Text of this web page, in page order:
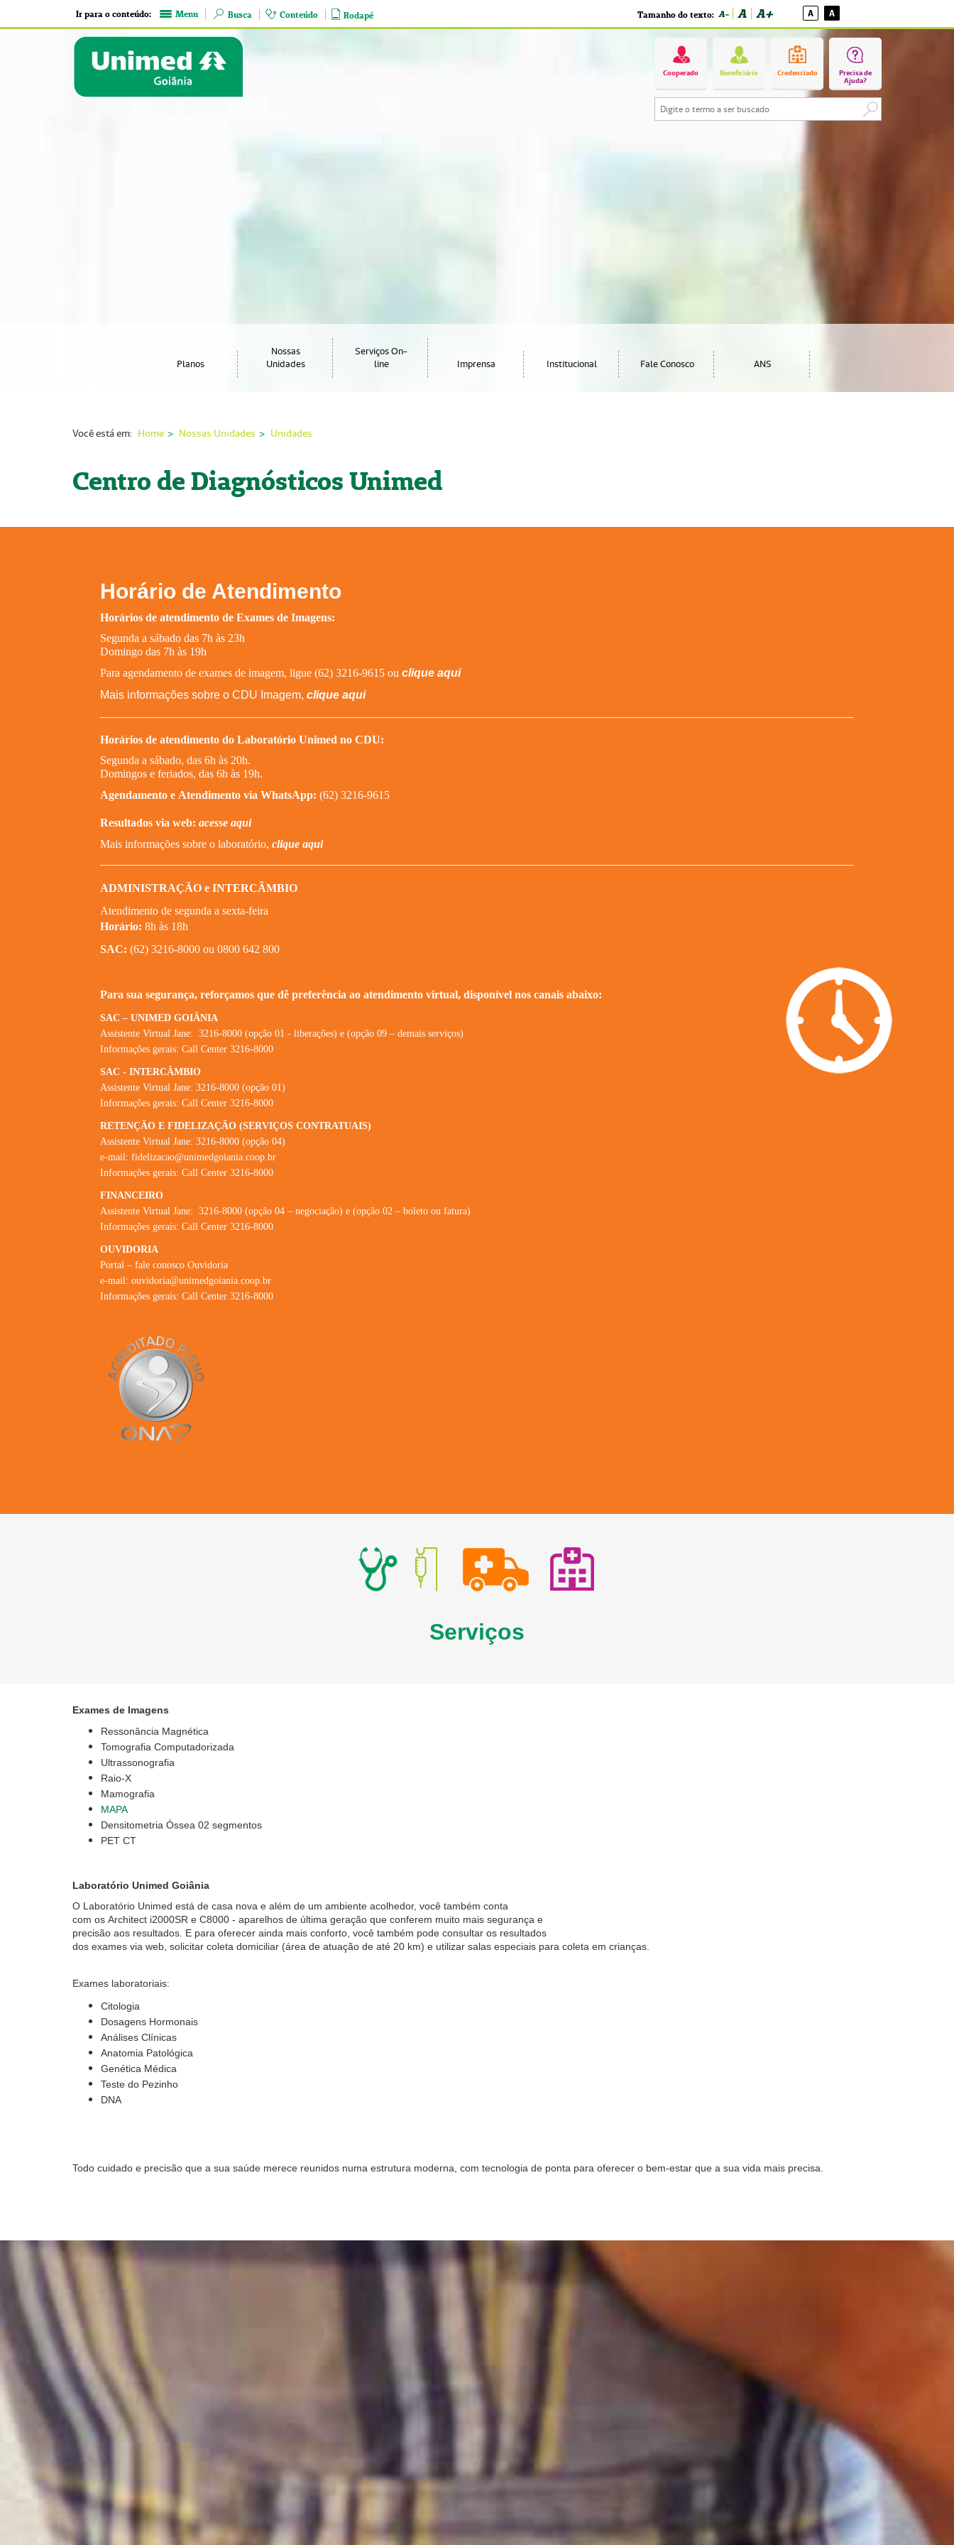
Ir para o conteúdo: Menu Busca Conteúdo Rodapé Tamanho do texto: A- A A+ A A
Cooperado Beneficiário Credenciado
Precisa de
Ajuda?
Planos
Nossas
Unidades
Serviços On-
line
Imprensa Institucional Fale Conosco ANS
Você está em: Home Nossas Unidades Unidades
Centro de Diagnósticos Unimed
Horário de Atendimento
Horários de atendimento de Exames de Imagens:
Segunda a sábado das 7h às 23h
Domingo das 7h às 19h
Para agendamento de exames de imagem, ligue (62) 3216-9615 ou clique aqui
Mais informações sobre o CDU Imagem, clique aqui
Horários de atendimento do Laboratório Unimed no CDU:
Segunda a sábado, das 6h às 20h.
Domingos e feriados, das 6h às 19h.
Agendamento e Atendimento via WhatsApp: (62) 3216-9615
Resultados via web: acesse aqui
Mais informações sobre o laboratório, clique aqui
ADMINISTRAÇÃO e INTERCÂMBIO
Atendimento de segunda a sexta-feira
Horário: 8h às 18h
SAC: (62) 3216-8000 ou 0800 642 800
Para sua segurança, reforçamos que dê preferência ao atendimento virtual, disponível nos canais abaixo:
SAC – UNIMED GOIÂNIA
Assistente Virtual Jane: 3216-8000 (opção 01 - liberações) e (opção 09 – demais serviços)
Informações gerais: Call Center 3216-8000
SAC - INTERCÂMBIO
Assistente Virtual Jane: 3216-8000 (opção 01)
Informações gerais: Call Center 3216-8000
RETENÇÃO E FIDELIZAÇÃO (SERVIÇOS CONTRATUAIS)
Assistente Virtual Jane: 3216-8000 (opção 04)
e-mail: fidelizacao@unimedgoiania.coop.br
Informações gerais: Call Center 3216-8000
FINANCEIRO
Assistente Virtual Jane: 3216-8000 (opção 04 – negociação) e (opção 02 – boleto ou fatura)
Informações gerais: Call Center 3216-8000
OUVIDORIA
Portal – fale conosco Ouvidoria
e-mail: ouvidoria@unimedgoiania.coop.br
Informações gerais: Call Center 3216-8000
Serviços
Exames de Imagens
Ressonância Magnética
Tomografia Computadorizada
Ultrassonografia
Raio-X
Mamografia
MAPA
Densitometria Óssea 02 segmentos
PET CT
Laboratório Unimed Goiânia
O Laboratório Unimed está de casa nova e além de um ambiente acolhedor, você também conta
com os Architect i2000SR e C8000 - aparelhos de última geração que conferem muito mais segurança e
precisão aos resultados. E para oferecer ainda mais conforto, você também pode consultar os resultados
dos exames via web, solicitar coleta domiciliar (área de atuação de até 20 km) e utilizar salas especiais para coleta em crianças.
Exames laboratoriais:
Citologia
Dosagens Hormonais
Análises Clínicas
Anatomia Patológica
Genética Médica
Teste do Pezinho
DNA
Todo cuidado e precisão que a sua saúde merece reunidos numa estrutura moderna, com tecnologia de ponta para oferecer o bem-estar que a sua vida mais precisa.